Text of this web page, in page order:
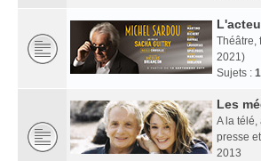
Théâtre,
2021)
Sujets :
Les
A la
presse
2013